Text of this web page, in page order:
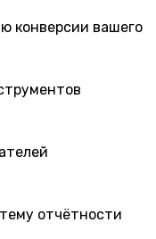
конверсии вашего
отчётности